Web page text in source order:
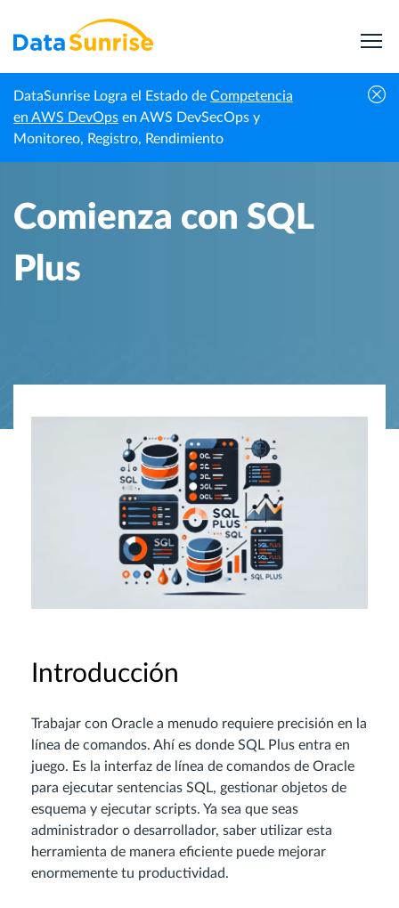
DataSunrise Logra el Estado de Competencia
en AWS DevOps en AWS DevSecOps y
Monitoreo, Registro, Rendimiento
Inicio Centro de Conocimiento Comienza con SQL Plus
Comienza con SQL
Plus
Introducción
Trabajar con Oracle a menudo requiere precisión en la
línea de comandos. Ahí es donde SQL Plus entra en
juego. Es la interfaz de línea de comandos de Oracle
para ejecutar sentencias SQL, gestionar objetos de
esquema y ejecutar scripts. Ya sea que seas
administrador o desarrollador, saber utilizar esta
herramienta de manera eficiente puede mejorar
enormemente tu productividad.